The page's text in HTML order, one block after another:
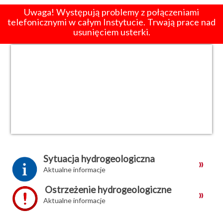
Uwaga! Występują problemy z połączeniami
telefonicznymi w całym Instytucie. Trwają prace nad
usunięciem usterki.
Sytuacja hydrogeologiczna
Aktualne informacje
Ostrzeżenie hydrogeologiczne
Aktualne informacje